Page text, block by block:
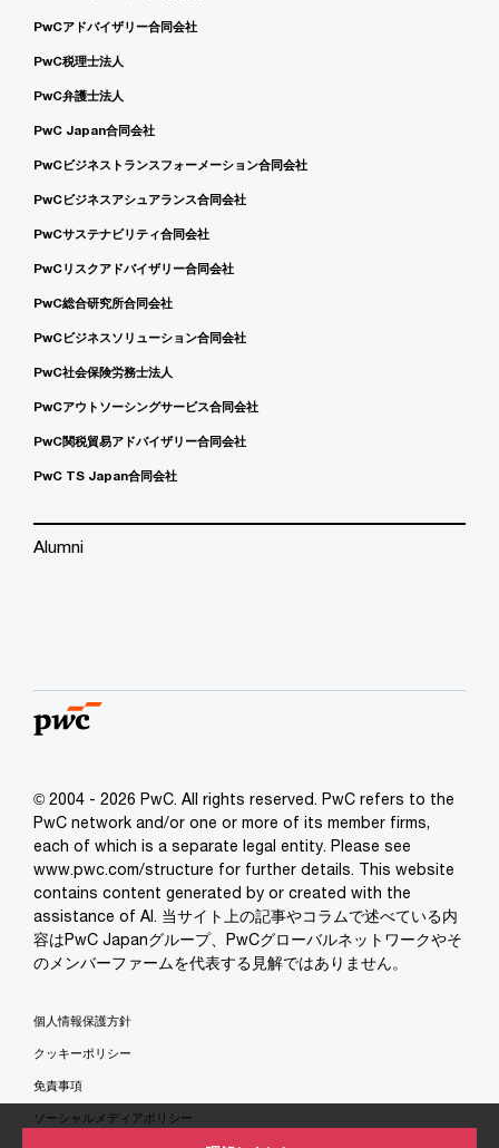
PwCアドバイザリー合同会社
PwC税理士法人
PwC弁護士法人
PwC Japan合同会社
PwCビジネストランスフォーメーション合同会社
PwCビジネスアシュアランス合同会社
PwCサステナビリティ合同会社
PwCリスクアドバイザリー合同会社
PwC総合研究所合同会社
PwCビジネスソリューション合同会社
PwC社会保険労務士法人
PwCアウトソーシングサービス合同会社
PwC関税貿易アドバイザリー合同会社
PwC TS Japan合同会社
Alumni
© 2004 - 2026 PwC. All rights reserved. PwC refers to the
PwC network and/or one or more of its member firms,
each of which is a separate legal entity. Please see
www.pwc.com/structure for further details. This website
contains content generated by or created with the
assistance of AI. 当サイト上の記事やコラムで述べている内
容はPwC Japanグループ、PwCグローバルネットワークやそ
のメンバーファームを代表する見解ではありません。
個人情報保護方針
クッキーポリシー
免責事項
ソーシャルメディアポリシー